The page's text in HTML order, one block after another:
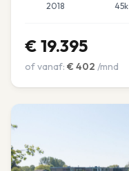
2018 45k
€ 19.395
of vanaf: € 402 /mnd